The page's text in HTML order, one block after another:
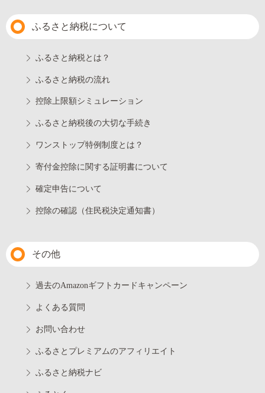
ふるさと納税について
ふるさと納税とは？
ふるさと納税の流れ
控除上限額シミュレーション
ふるさと納税後の大切な手続き
ワンストップ特例制度とは？
寄付金控除に関する証明書について
確定申告について
控除の確認（住民税決定通知書）
その他
過去のAmazonギフトカードキャンペーン
よくある質問
お問い合わせ
ふるさとプレミアムのアフィリエイト
ふるさと納税ナビ